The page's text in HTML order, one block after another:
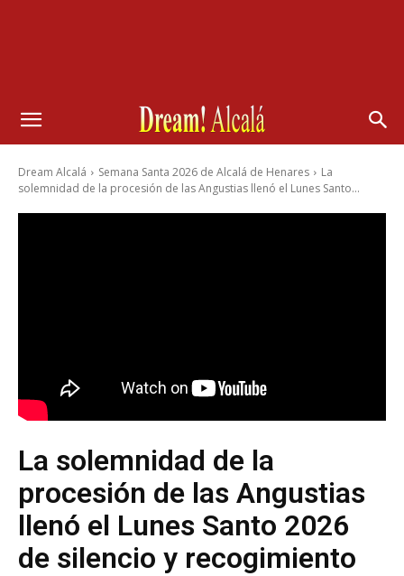
Dream Alcalá Semana Santa 2026 de Alcalá de Henares
La
solemnidad de la procesión de las Angustias llenó el Lunes Santo...
La solemnidad de la
procesión de las Angustias
llenó el Lunes Santo 2026
de silencio y recogimiento